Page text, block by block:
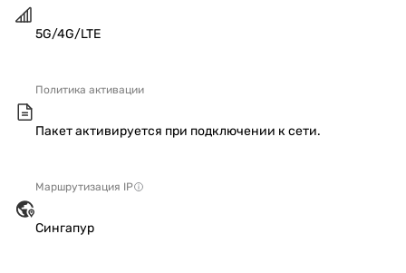
5G/4G/LTE
Политика активации
Пакет активируется при подключении к сети.
Маршрутизация IP
Сингапур